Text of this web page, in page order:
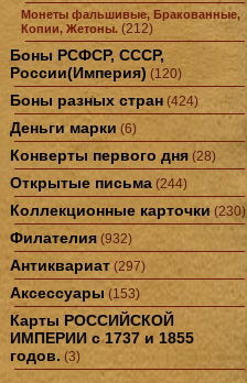
Монеты фальшивые, Бракованные,
Копии, Жетоны. (212)
Боны РСФСР, СССР,
России(Империя) (120)
Боны разных стран (424)
Деньги марки (6)
Конверты первого дня (28)
Открытые письма (244)
Коллекционные карточки (230)
Филателия (932)
Антиквариат (297)
Аксессуары (153)
Карты РОССИЙСКОЙ
ИМПЕРИИ с 1737 и 1855
годов. (3)